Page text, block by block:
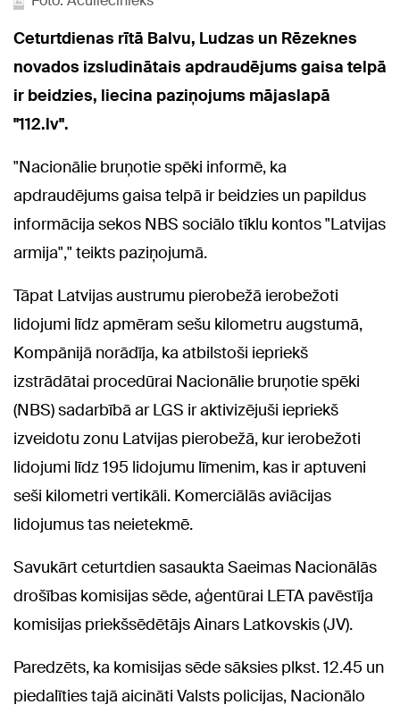
Ceturtdienas rītā Balvu, Ludzas un Rēzeknes
novados izsludinātais apdraudējums gaisa telpā
ir beidzies, liecina paziņojums mājaslapā
"112.lv".
"Nacionālie bruņotie spēki informē, ka
apdraudējums gaisa telpā ir beidzies un papildus
informācija sekos NBS sociālo tīklu kontos "Latvijas
armija"," teikts paziņojumā.
Tāpat Latvijas austrumu pierobežā ierobežoti
lidojumi līdz apmēram sešu kilometru augstumā,
Kompānijā norādīja, ka atbilstoši iepriekš
izstrādātai procedūrai Nacionālie bruņotie spēki
(NBS) sadarbībā ar LGS ir aktivizējuši iepriekš
izveidotu zonu Latvijas pierobežā, kur ierobežoti
lidojumi līdz 195 lidojumu līmenim, kas ir aptuveni
seši kilometri vertikāli. Komerciālās aviācijas
lidojumus tas neietekmē.
Savukārt ceturtdien sasaukta Saeimas Nacionālās
drošības komisijas sēde, aģentūrai LETA pavēstīja
komisijas priekšsēdētājs Ainars Latkovskis (JV).
Paredzēts, ka komisijas sēde sāksies plkst. 12.45 un
piedalīties tajā aicināti Valsts policijas, Nacionālo